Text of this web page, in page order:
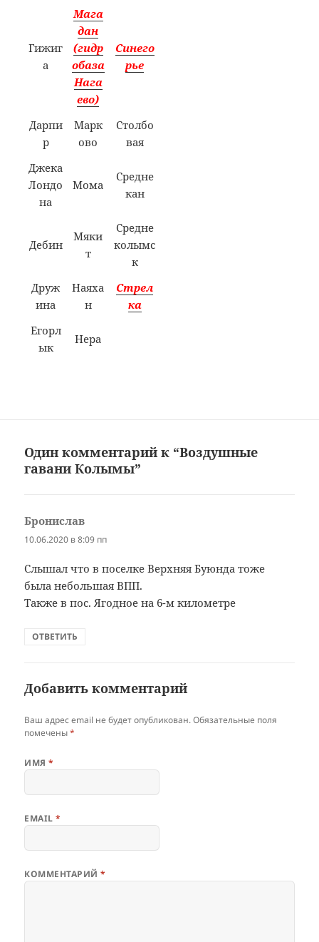
Гижиг
а
Мага
дан
(гидр
обаза
Нага
ево)
Синего
рье
Дарпи
р
Марк
ово
Столбо
вая
Джека
Лондо
на
Мома
Средне
кан
Дебин
Мяки
т
Средне
колымс
к
Друж
ина
Наяха
н
Стрел
ка
Егорл
ык
Нера
Один комментарий к “Воздушные
гавани Колымы”
Бронислав
10.06.2020 в 8:09 пп
Слышал что в поселке Верхняя Буюнда тоже
была небольшая ВПП.
Также в пос. Ягодное на 6-м километре
ОТВЕТИТЬ
Добавить комментарий
Ваш адрес email не будет опубликован. Обязательные поля
помечены*
ИМЯ*
EMAIL*
КОММЕНТАРИЙ*